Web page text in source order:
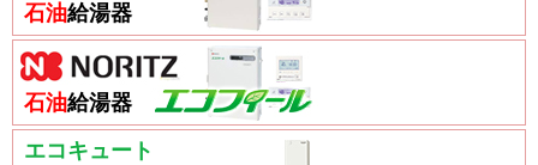
石油給湯器
石油給湯器
エコキュート